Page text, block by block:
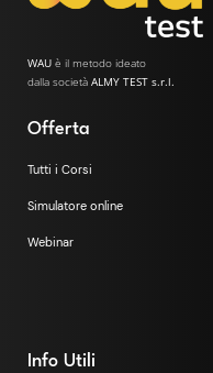
WAU è il metodo ideato
dalla società ALMY TEST s.r.l.
Offerta
Tutti i Corsi
Simulatore online
Webinar
Info Utili